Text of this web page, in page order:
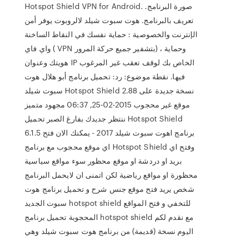
Hotspot Shield VPN for Android. صورة البرنامج.
تعريف بالبرنامج. هوت سبوت شيلد لالروبوت يوفر أمن
الإنترنت والخصوصية : حماية نفسك في النقاط الساخنة
واي فاي ( VPN بتشفير جميع حركة المرور) ، وحماية
هويتك وعنوان IP الخاص بك لوقف تعقب غير المرغوب
فيها. نقطة موضوع: رد: تحميل برنامج أبو هلال هوت
سبوت شيلد Hotspot Shield 2.88 نسخة جديدة على
موقع غير محجوب 2015-02-25, 06:37 مجهود متميز
ننتظر جديدك بفارغ الصبر تحميل Hotspot Shield
6.1.5 برنامج اهوت سبوت شيلد 2017 - يمكنك الان فتح
اي موقع محجوب مع برنامج Hotspot Shield وفتح اي
بريد او دردشة او موقع محظور سوء مواقع سياسية
محظورة او مواقع رياضية لكن اتمنى ان لايحمل البرنامج
شخص يريد فتح موقع جنس شرح و تحميل برنامج هوت
سبوت الجديد hotspot shield للتخفي و فتح المواقع
المحجوبة تحميل برنامج hotspot shield مع نقدم لكم
اليوم نسخة (قديمة) من برنامج هوت سبوت شيلد وهي